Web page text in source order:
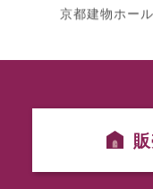
京都建物ホー